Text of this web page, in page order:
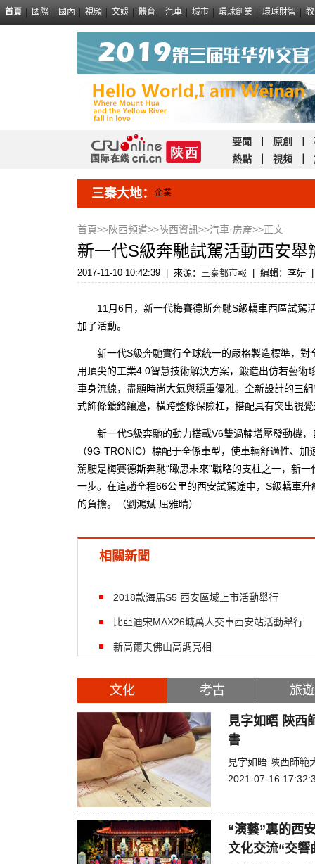
首頁 國際 國內 視頻 文娛 體育 汽車 城市 環球創業 環球財智
要聞 原創
熱點
視頻
三秦大地： 企業
首頁>>陝西頻道>>陝西資訊>>汽車·房産>>正文
新一代S級奔馳試駕活動西安舉
2017-11-10 10:42:39 來源： 三秦都市報 編輯：李妍
11月6日，新一代梅賽德斯奔馳S級轎車西區試駕
加了活動。
新一代S級奔馳實行全球統一的嚴格製造標準，對
用頂尖的工業4.0智慧技術解決方案，鍛造出仿若藝術
車身流線，盡顯時尚大氣與穩重優雅。全新設計的三
式飾條鍍鉻鑲邊，橫跨整條保險杠，搭配具有突出視
新一代S級奔馳的動力搭載V6雙渦輪增壓發動機，
（9G-TRONIC）標配于全係車型，使車輛舒適性、
駕駛是梅賽德斯奔馳“瞰思未來”戰略的支柱之一，新
一步。在這趟全程66公里的西安試駕途中，S級轎車
的負擔。（劉鴻斌 屈雅晴）
相關新聞
2018款海馬S5 西安區域上市活動舉行
比亞迪宋MAX26城萬人交車西安站活動舉行
新高爾夫佛山高調亮相
文化 考古 旅遊
見字如晤 陝西
書
見字如晤 陝西師範
2021-07-16
“演藝”裏的西
文化交流“交響